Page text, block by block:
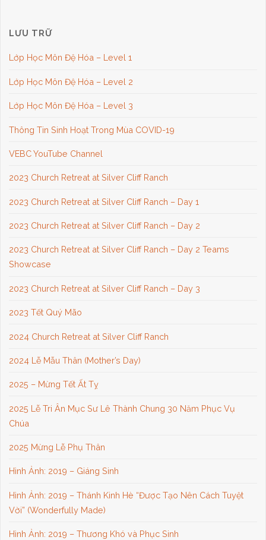
LƯU TRỮ
Lớp Học Môn Đệ Hóa – Level 1
Lớp Học Môn Đệ Hóa – Level 2
Lớp Học Môn Đệ Hóa – Level 3
Thông Tin Sinh Hoạt Trong Mùa COVID-19
VEBC YouTube Channel
2023 Church Retreat at Silver Cliff Ranch
2023 Church Retreat at Silver Cliff Ranch – Day 1
2023 Church Retreat at Silver Cliff Ranch – Day 2
2023 Church Retreat at Silver Cliff Ranch – Day 2 Teams
Showcase
2023 Church Retreat at Silver Cliff Ranch – Day 3
2023 Tết Quý Mão
2024 Church Retreat at Silver Cliff Ranch
2024 Lễ Mẫu Thân (Mother’s Day)
2025 – Mừng Tết Ất Tỵ
2025 Lễ Tri Ân Mục Sư Lê Thành Chung 30 Năm Phục Vụ
Chúa
2025 Mừng Lễ Phụ Thân
Hình Ảnh: 2019 – Giáng Sinh
Hình Ảnh: 2019 – Thánh Kinh Hè “Được Tạo Nên Cách Tuyệt
Vời” (Wonderfully Made)
Hình Ảnh: 2019 – Thương Khó và Phục Sinh